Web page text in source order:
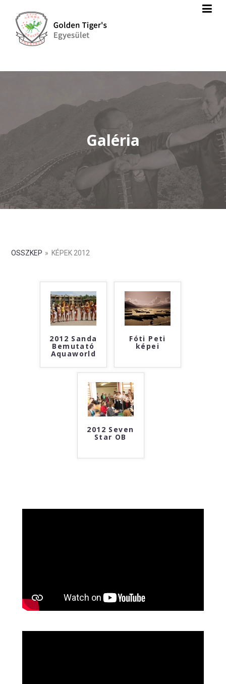
Galéria
OSSZKEP » KÉPEK 2012
2012 Sanda
Bemutató
Aquaworld
Fóti Peti
képei
2012 Seven
Star OB